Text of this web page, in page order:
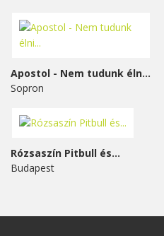
Apostol - Nem tudunk élni...
Sopron
Rózsaszín Pitbull és...
Budapest